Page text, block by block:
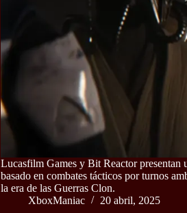
Lucasfilm Games y Bit Reactor presentan
basado en combates tácticos por turnos
la era de las Guerras Clon.
XboxManiac
20 abril, 2025